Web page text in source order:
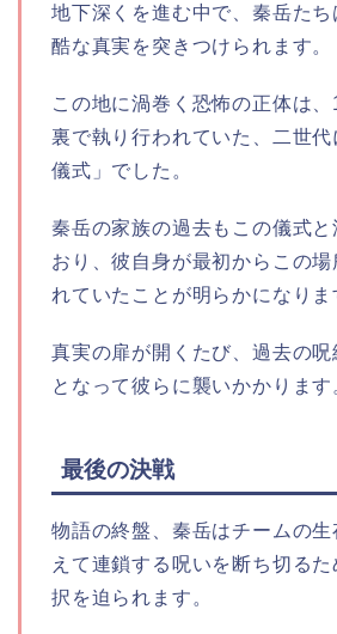
地下深くを進む中で、秦岳た
酷な真実を突きつけられます。
この地に渦巻く恐怖の正体は
裏で執り行われていた、二世
儀式」でした。
秦岳の家族の過去もこの儀式と
おり、彼自身が最初からこの場
れていたことが明らかになりま
真実の扉が開くたび、過去の呪
となって彼らに襲いかかります
最後の決戦
物語の終盤、秦岳はチームの生
えて連鎖する呪いを断ち切る
択を迫られます。